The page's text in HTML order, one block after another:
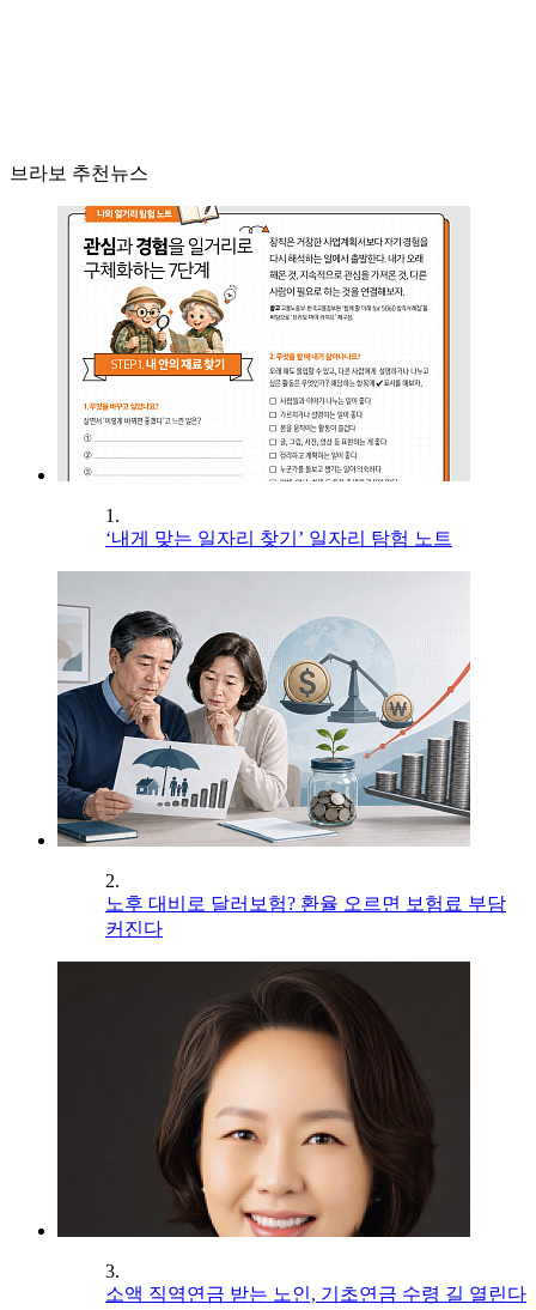
브라보 추천뉴스
1.
‘내게 맞는 일자리 찾기’ 일자리 탐험 노트
2.
노후 대비로 달러보험? 환율 오르면 보험료 부담
커진다
3.
소액 직역연금 받는 노인, 기초연금 수령 길 열린다